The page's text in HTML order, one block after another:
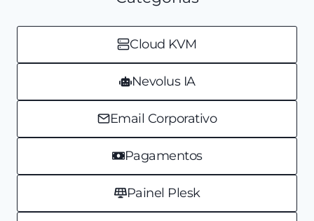
Cloud KVM
Nevolus IA
Email Corporativo
Pagamentos
Painel Plesk